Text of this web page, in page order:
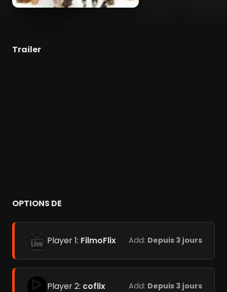
Trailer
OPTIONS DE
Player 1: FilmoFlix Add: Depuis 3 jours
Player 2: coflix Add: Depuis 3 jours